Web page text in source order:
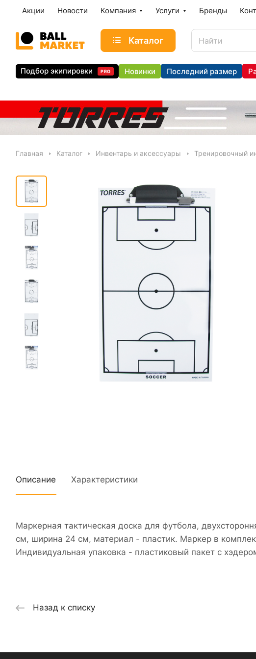
Акции Новости Компания Услуги Бренды
Каталог
Подбор экипировки PRO Новинки Последний размер
Главная Каталог Инвентарь и аксессуары Тренировочный
Описание Характеристики
Маркерная тактическая доска для футбола,
см, ширина 24 см, материал - пластик. Маркер в
Индивидуальная упаковка - пластиковый пакет с
Назад к списку